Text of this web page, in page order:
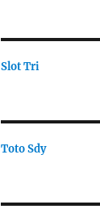
Slot Tri
Toto Sdy